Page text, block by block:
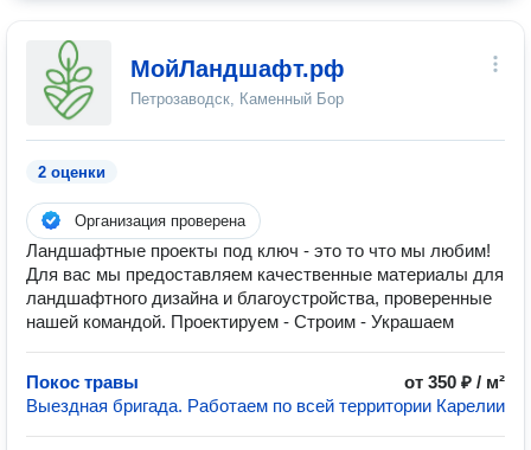
МойЛандшафт.рф
Петрозаводск, Каменный Бор
2 оценки
Организация проверена
Ландшафтные проекты под ключ - это то что мы любим!
Для вас мы предоставляем качественные материалы для
ландшафтного дизайна и благоустройства, проверенные
нашей командой. Проектируем - Строим - Украшаем
Покос травы
от 350 ₽ / м²
Выездная бригада. Работаем по всей территории Карелии